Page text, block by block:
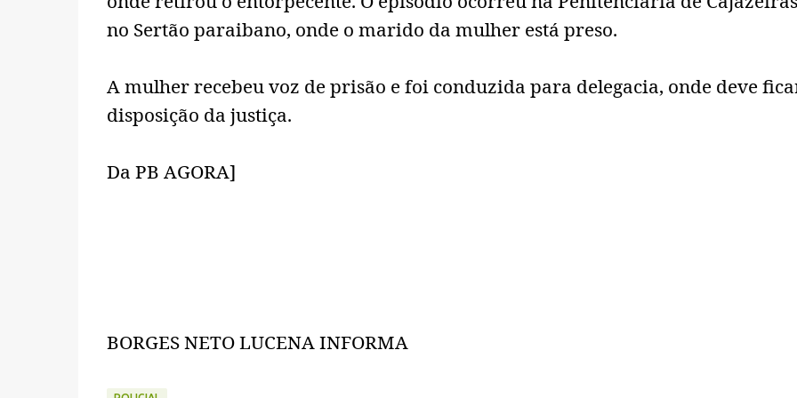
no Sertão paraibano, onde o marido da mulher está preso.
A mulher recebeu voz de prisão e foi conduzida para delegacia, onde deve
disposição da justiça.
Da PB AGORA]
BORGES NETO LUCENA INFORMA